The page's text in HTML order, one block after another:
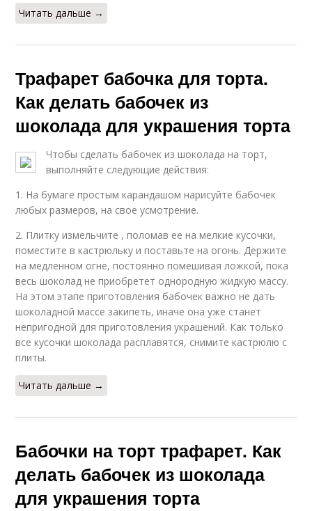
Читать дальше →
Трафарет бабочка для торта.
Как делать бабочек из
шоколада для украшения торта
Чтобы сделать бабочек из шоколада на торт,
выполняйте следующие действия:
1. На бумаге простым карандашом нарисуйте бабочек
любых размеров, на свое усмотрение.
2. Плитку измельчите , поломав ее на мелкие кусочки,
поместите в кастрюльку и поставьте на огонь. Держите
на медленном огне, постоянно помешивая ложкой, пока
весь шоколад не приобретет однородную жидкую массу.
На этом этапе приготовления бабочек важно не дать
шоколадной массе закипеть, иначе она уже станет
непригодной для приготовления украшений. Как только
все кусочки шоколада расплавятся, снимите кастрюлю с
плиты.
Читать дальше →
Бабочки на торт трафарет. Как
делать бабочек из шоколада
для украшения торта